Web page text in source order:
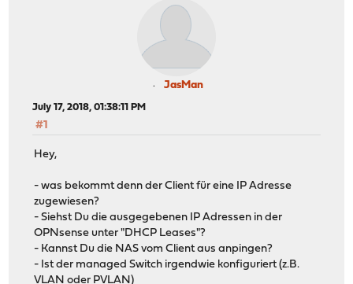
JasMan
July 17, 2018, 01:38:11 PM
#1
Hey,
- was bekommt denn der Client für eine IP Adresse
zugewiesen?
- Siehst Du die ausgegebenen IP Adressen in der
OPNsense unter "DHCP Leases"?
- Kannst Du die NAS vom Client aus anpingen?
- Ist der managed Switch irgendwie konfiguriert (z.B.
VLAN oder PVLAN)